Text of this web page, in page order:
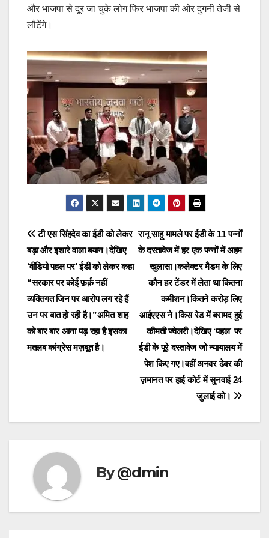
और भाजपा से दूर जा चुके लोग फिर भाजपा की ओर दुगनी तेजी से
लौटेंगे।
Post
navigation
रानू साहू मामले पर ईडी के 11 पन्नों
के दस्तावेज में हर एक पन्नों में अहम
खुलासा।कलेक्टर मैडम के लिए
कौन हर टेंडर में लेता था कितना
कमीशन।कितने करोड़ लिए
आईएएस ने।किस रेड में बरामद हुई
कीमती ज्वेलरी।देखिए ‘पहल’ पर
ईडी के पूरे दस्तावेज जो न्यायालय में
पेश किए गए।वहीं अनवर ढेबर की
ज़मानत पर हाई कोर्ट में सुनवाई 24
जुलाई को।
टी एस सिंहदेव का ईडी को लेकर
बड़ा और इशारे वाला बयान।देखिए
‘वीडियो पहल पर’ ईडी को लेकर कहा
“सरकार पर कोई फ़र्क़ नहीं
व्यक्तिगत जिन पर आरोप लग रहे हैं
उन पर बात हो रही है।”अमित शाह
को बार बार आना पड़ रहा है इसका
मतलब कांग्रेस मज़बूत है।
By@dmin